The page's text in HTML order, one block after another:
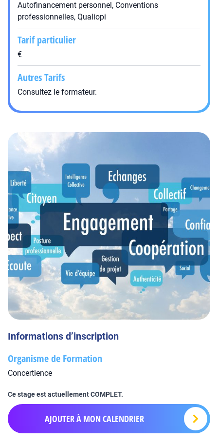
Autofinancement personnel, Conventions
professionnelles, Qualiopi
Tarif particulier
€
Autres Tarifs
Consultez le formateur.
Informations d’inscription
Organisme de Formation
Concertience
Ce stage est actuellement COMPLET.
AJOUTER À MON CALENDRIER